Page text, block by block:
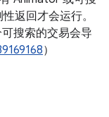
返回才会运行。
搜索的交易会导
）